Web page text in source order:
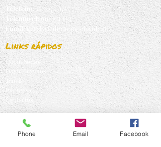
Telefone:216 072 072
Telemovel: 910 871 873
Email: geral@federacaopelavida.pt
Links rápidos
Quem Somos
O que fazemos
Temas
Imprensa
Contactos
Subscrever Newsletter!
Phone Email Facebook